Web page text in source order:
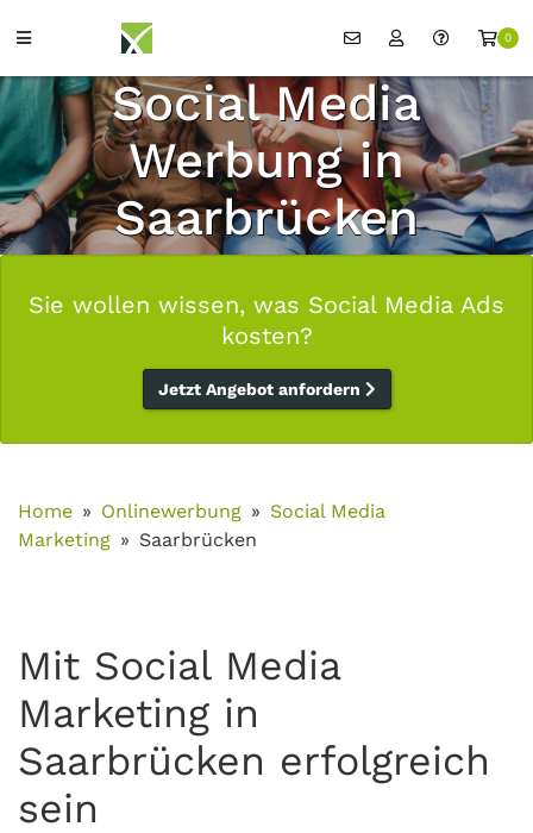
0
Social Media
Werbung in
Saarbrücken
Sie wollen wissen, was Social Media Ads
kosten?
Jetzt Angebot anfordern
Home Onlinewerbung
Social Media
Marketing
Saarbrücken
Mit Social Media
Marketing in
Saarbrücken erfolgreich
sein